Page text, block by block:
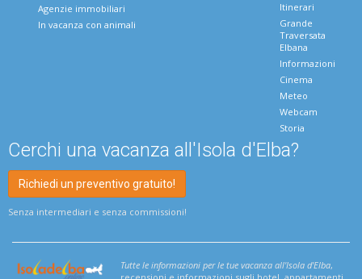
Agenzie immobiliari
In vacanza con animali
Itinerari
Grande
Traversata
Elbana
Informazioni
Cinema
Meteo
Webcam
Storia
Cerchi una vacanza all'Isola d'Elba?
Richiedi un preventivo gratuito!
Senza intermediari e senza commissioni!
Tutte le informazioni per le tue vacanza all'Isola d'Elba,